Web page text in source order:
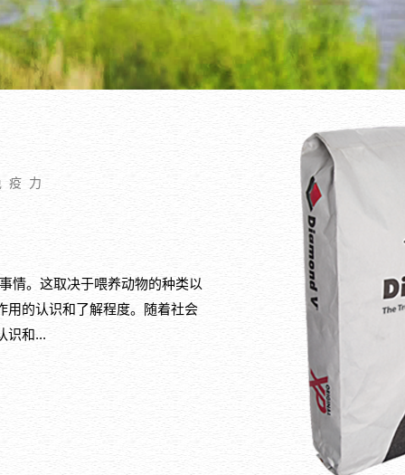
力
情。这取决于喂养动物的种类以
用的认识和了解程度。随着社会
识和...